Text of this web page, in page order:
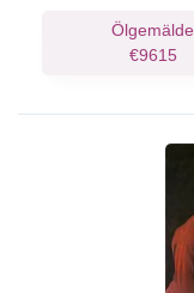
Ölgemälde
€9615